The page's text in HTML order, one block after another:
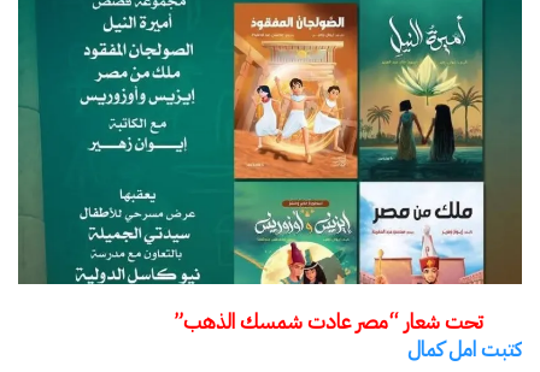
تحت شعار “مصر عادت شمسك الذهب”
كتبت امل كمال